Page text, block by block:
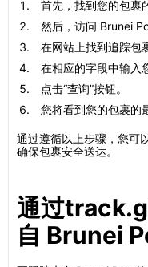
首先，找到您的包裹
然后，访问 Brunei
在网站上找到追踪包
在相应的字段中输入
点击“查询”按钮。
您将看到您的包裹的
通过遵循以上步骤，您可
确保包裹安全送达。
通过
自 Brunei